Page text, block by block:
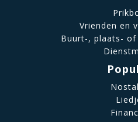
Vrienden en
Buurt-, plaats-